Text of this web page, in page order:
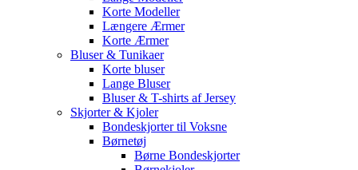
Korte Modeller
Længere Ærmer
Korte Ærmer
Bluser & Tunikaer
Korte bluser
Lange Bluser
Bluser & T-shirts af Jersey
Skjorter & Kjoler
Bondeskjorter til Voksne
Børnetøj
Børne Bondeskjorter